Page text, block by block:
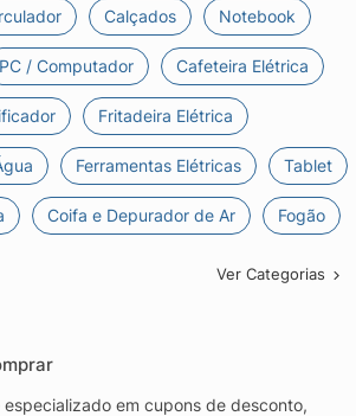
Calçados Notebook
PC / Computador Cafeteira Elétrica
Fritadeira Elétrica
Ferramentas Elétricas Tablet
Coifa e Depurador de Ar Fogão
Ver Categorias
especializado em cupons de desconto,